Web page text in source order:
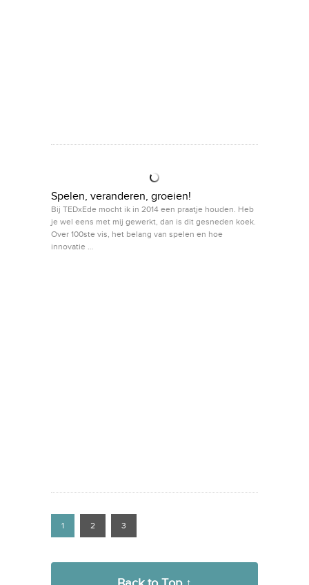
Spelen, veranderen, groeien!
Bij TEDxEde mocht ik in 2014 een praatje houden. Heb
je wel eens met mij gewerkt, dan is dit gesneden koek.
Over 100ste vis, het belang van spelen en hoe
innovatie …
1 2 3